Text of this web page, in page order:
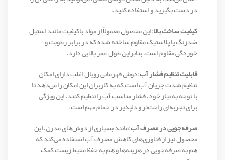
در دست بگیرید و استفاده کنید.
کیفیت ساخت بالا:این محصول معمولاً از مواد باکیفیت مانند استیل
ضدزنگ یا پلاستیک مقاوم ساخته شده که در برابر رطوبت و
خوردگی مقاوم است، بنابراین طول عمر بالایی دارد.
قابلیت تنظیم فشار آب:دوش قهرمانی رویال اغلب دارای امکان
تنظیم شدت جریان آب است که به کاربران این امکان را می‌دهد تا
با توجه به نیاز خود، فشار مناسب آب را تنظیم کنند. این ویژگی
برای تجربه‌ای راحت‌تر و دلپذیر در حمام مهم است.
صرفه‌جویی در مصرف آب:مانند بسیاری از دوش‌های مدرن، این
محصول نیز از فناوری‌های کاهش مصرف آب استفاده می‌کند که
هم به صرفه‌جویی در هزینه‌ها و هم به حفظ محیط زیست کمک